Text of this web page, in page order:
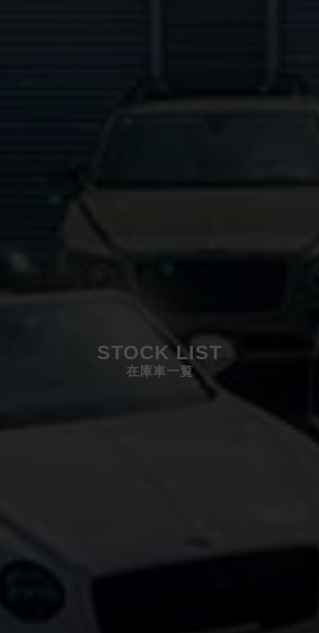
STOCK LIST
在庫車一覧